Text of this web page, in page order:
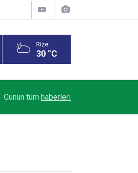
Rize
30 °C
Türkiye, bölgesel istikrara
Günün tüm haberleri